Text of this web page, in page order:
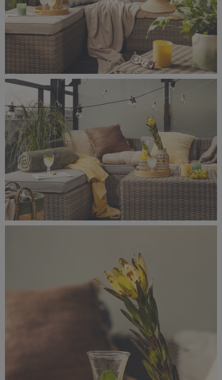
_56A0750.jpeg
8,45 MB
_56A0747.jpeg